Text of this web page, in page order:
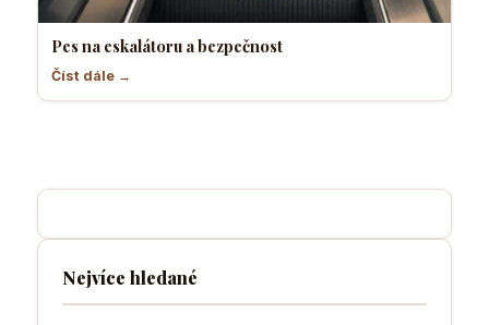
Pes na eskalátoru a bezpečnost
Číst dále →
Nejvíce hledané